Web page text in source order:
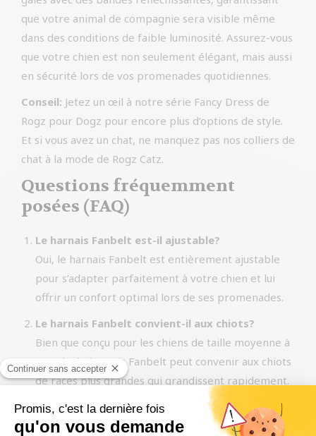
que votre animal de compagnie sera visible même
dans des conditions de faible luminosité. Assurez-vous
que votre chien est non seulement élégant, mais aussi
en sécurité lors de vos promenades quotidiennes.
Conseil: Jetez un œil à notre série Fancy Dress de
Rogz pour Dogz pour encore plus d’options de style.
Et si vous avez un chat, ne manquez pas nos colliers de
chat à la mode de Rogz Catz.
Questions fréquemment
posées (FAQ)
Le harnais Fanbelt est-il ajustable?
Oui, le harnais Fanbelt est entièrement ajustable
pour s’adapter parfaitement à votre chien et lui
offrir un confort optimal lors de ses promenades.
Le harnais Fanbelt convient-il aux chiots?
Bien que conçu pour les chiens de taille moyenne à
grande, le harnais Fanbelt peut convenir aux chiots
de races plus grandes qui grandissent rapidement.
Puis-je laver le harnais Fanbelt en machine?
Oui, le harnais Fanbelt est facile à nettoyer et peut